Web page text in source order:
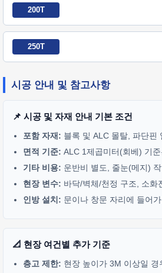
200T
250T
시공 안내 및 참고사항
📌 시공 및 자재 안내 기본 조건
포함 자재: 블록 및 ALC 몰탈, 파단핀
면적 기준: ALC 1제곱미터(회베) 기
기타 비용: 운반비 별도, 줄눈(메지)
현장 변수: 바닥/벽체/천정 구조, 소화
인방 설치: 문이나 창문 자리에 들어
📐 현장 여건별 추가 기준
층고 제한: 현장 높이가 3M 이상일 경